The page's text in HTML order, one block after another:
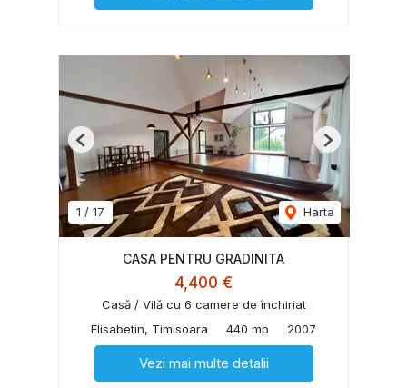
1 / 17 Harta
Previous Next
CASA PENTRU GRADINITA
4,400 €
Casă / Vilă cu 6 camere de închiriat
Elisabetin, Timisoara
440 mp 2007
Vezi mai multe detalii